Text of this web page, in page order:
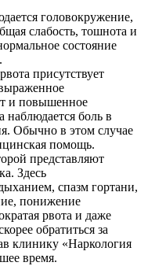
головокружение,
слабость, тошнота и
состояние
присутствует
и повышенное
наблюдается боль в
Обычно в этом случае
помощь.
представляют
Здесь
спазм гортани,
понижение
рвота и даже
обратиться за
клинику «Наркология
время.